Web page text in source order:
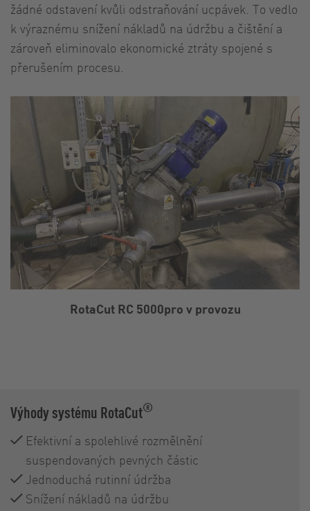
RotaCut RC 5000pro v provozu
žádné odstavení kvůli odstraňování ucpávek. To vedlo
k výraznému snížení nákladů na údržbu a čištění a
zároveň eliminovalo ekonomické ztráty spojené s
přerušením procesu.
Výhody systému RotaCut®
Efektivní a spolehlivé rozmělnění
suspendovaných pevných částic
Jednoduchá rutinní údržba
Snížení nákladů na údržbu